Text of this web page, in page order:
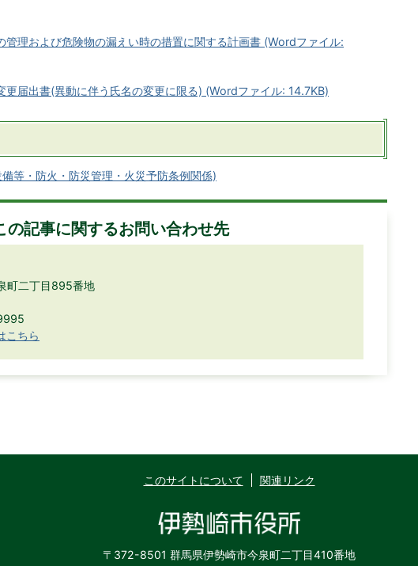
管理および危険物の漏えい時の措置に関する計画書 (Wordファイル:
更届出書(異動に伴う氏名の変更に限る) (Wordファイル: 14.7KB)
等・防火・防災管理・火災予防条例関係)
の記事に関するお問い合わせ先
町二丁目895番地
こちら
このサイトについて 関連リンク
〒372-8501 群馬県伊勢崎市今泉町二丁目410番地